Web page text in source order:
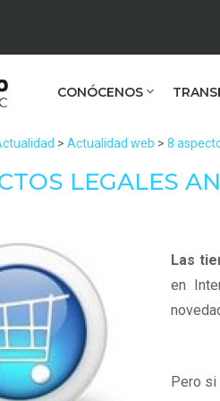
CONÓCENOS
> Actualidad web > 8
LEGALES
Las
en
Pero si